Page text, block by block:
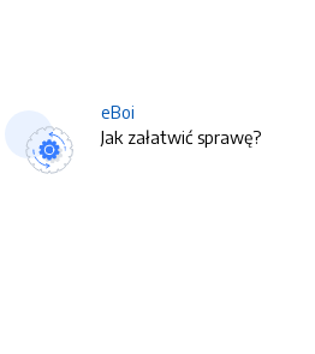
eBoi
Jak załatwić sprawę?